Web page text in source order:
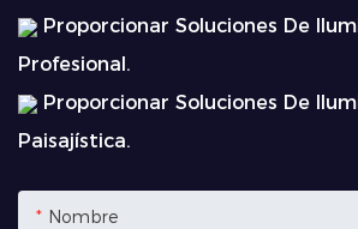
Proporcionar Soluciones De
Profesional.
Proporcionar Soluciones De
Paisajística.
Nombre